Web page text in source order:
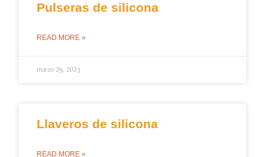
Pulseras de silicona
READ MORE »
marzo 29, 2023
Llaveros de silicona
READ MORE »